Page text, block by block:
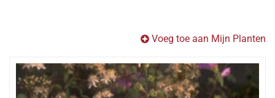
Voeg toe aan Mijn Planten